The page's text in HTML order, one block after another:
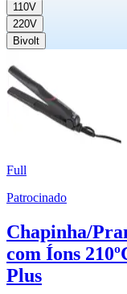
110V
220V
Bivolt
Full
Patrocinado
Chapinha/
com Íons
Plus